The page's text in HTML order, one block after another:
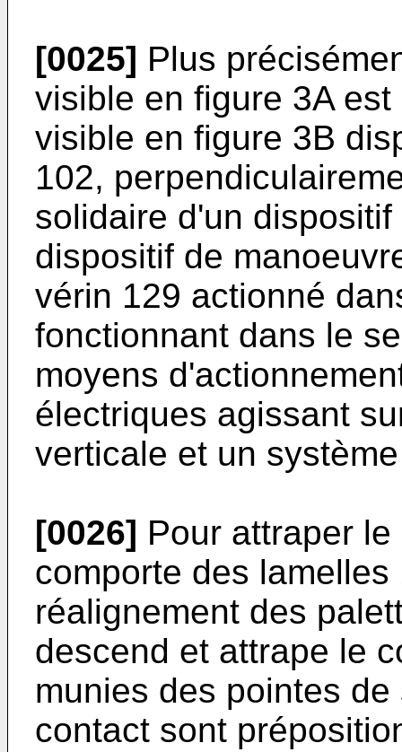
[0025] Plus
visible en figure 3A
visible en figure 3B
102,
solidaire d'un
dispositif de
vérin 129 actionné
fonctionnant dans le
moyens
électriques agissant
verticale et un
[0026] Pour attraper
comporte des
réalignement des
descend et attrape le
munies des pointes
contact sont